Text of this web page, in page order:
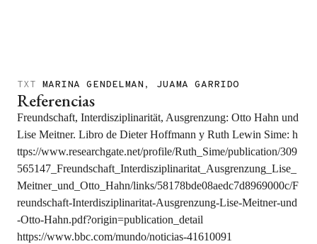
TXT MARINA GENDELMAN , JUAMA GARRIDO
Referencias
Freundschaft, Interdisziplinarität, Ausgrenzung: Otto Hahn und
Lise Meitner. Libro de Dieter Hoffmann y Ruth Lewin Sime: h
ttps://www.researchgate.net/profile/Ruth_Sime/publication/309
565147_Freundschaft_Interdisziplinaritat_Ausgrenzung_Lise_
Meitner_und_Otto_Hahn/links/58178bde08aedc7d8969000c/F
reundschaft-Interdisziplinaritat-Ausgrenzung-Lise-Meitner-und
-Otto-Hahn.pdf?origin=publication_detail
https://www.bbc.com/mundo/noticias-41610091